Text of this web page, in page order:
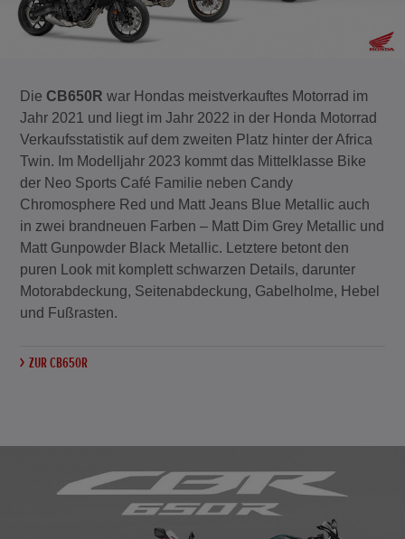
DieCB650R war Hondas meistverkauftes Motorrad im
Jahr 2021 und liegt im Jahr 2022 in der Honda Motorrad
Verkaufsstatistik auf dem zweiten Platz hinter der Africa
Twin. Im Modelljahr 2023 kommt das Mittelklasse Bike
der Neo Sports Café Familie neben Candy
Chromosphere Red und Matt Jeans Blue Metallic auch
in zwei brandneuen Farben – Matt Dim Grey Metallic und
Matt Gunpowder Black Metallic. Letztere betont den
puren Look mit komplett schwarzen Details, darunter
Motorabdeckung, Seitenabdeckung, Gabelholme, Hebel
und Fußrasten.
ZUR CB650R